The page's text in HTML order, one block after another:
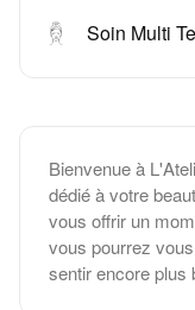
Soin Multi
Bienvenue à
dédié à votre
vous offrir un
vous pourrez
sentir encore plus